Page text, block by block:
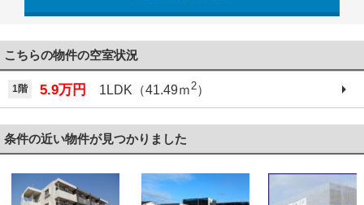
こちらの物件の空室状況
1階 5.9万円 1LDK（41.49ｍ2）
条件の近い物件が見つかりました